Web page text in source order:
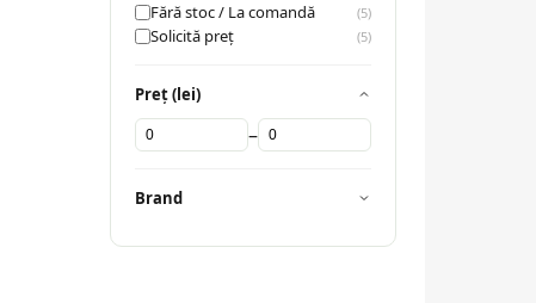
Fără stoc / La comandă (5)
Solicită preț (5)
Preț (lei)
–
Brand